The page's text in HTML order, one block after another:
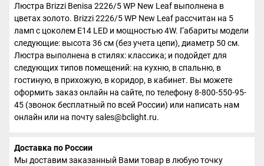
Люстра Brizzi Benisa 2226/5 WP New Leaf выполнена в
цветах золото. Brizzi 2226/5 WP New Leaf рассчитан на 5
ламп с цоколем E14 LED и мощностью 4W. Габариты модели
следующие: высота 36 см (без учета цепи), диаметр 50 см.
Люстра выполнена в стилях: классика; и подойдет для
следующих типов помещений: на кухню, в спальню, в
гостиную, в прихожую, в коридор, в кабинет. Вы можете
оформить заказ онлайн на сайте, по телефону 8-800-550-95-
45 (звонок бесплатный по всей России) или написать нам
онлайн или на почту sales@bclight.ru.
Доставка по России
Мы доставим заказанный Вами товар в любую точку